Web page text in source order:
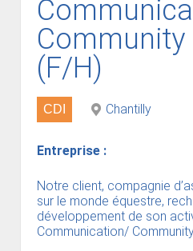
(F/H)
CDI Chantilly
Entreprise :
Notre client, compagnie
sur le monde équestre,
développement de son
Communication/